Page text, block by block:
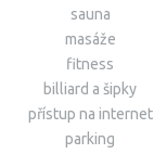
sauna
masáže
fitness
billiard a šipky
přístup na internet
parking